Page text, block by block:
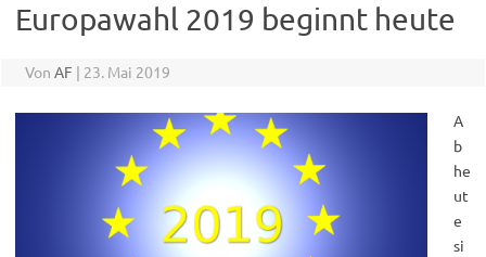
Europawahl 2019 beginnt heute
Von AF | 23. Mai 2019
A
b
he
ut
e
si